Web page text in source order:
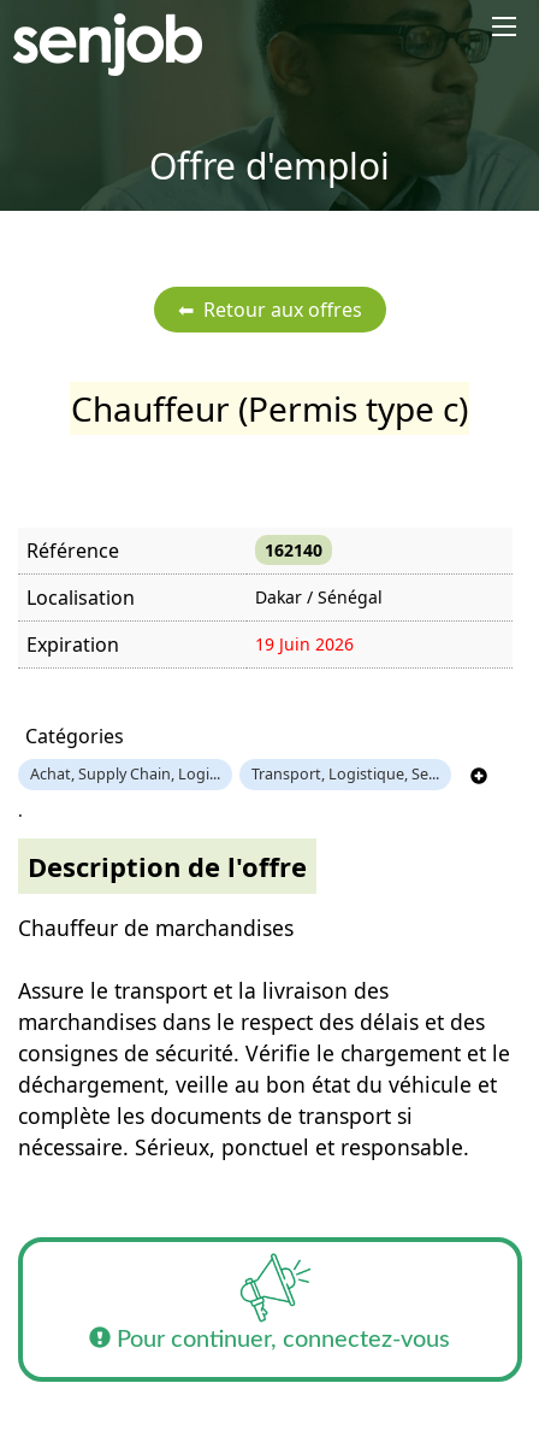
Offre d'emploi
Chauffeur (Permis type c)
Référence 162140
Localisation Dakar / Sénégal
Expiration 19 Juin 2026
Catégories
Achat, Supply Chain, Logi... Transport, Logistique, Se...
.
Description de l'offre
Chauffeur de marchandises
Assure le transport et la livraison des
marchandises dans le respect des délais et des
consignes de sécurité. Vérifie le chargement et le
déchargement, veille au bon état du véhicule et
complète les documents de transport si
nécessaire. Sérieux, ponctuel et responsable.
Pour continuer, connectez-vous